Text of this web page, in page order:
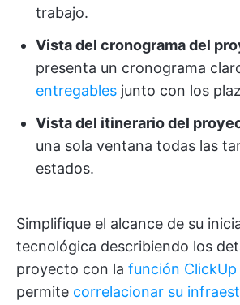
trabajo.
Vista del cronograma del
presenta un cronograma
entregables junto con los
Vista del itinerario del
una sola ventana todas las
estados.
Simplifique el alcance de su
tecnológica describiendo los
proyecto con la función ClickUp
permite correlacionar su